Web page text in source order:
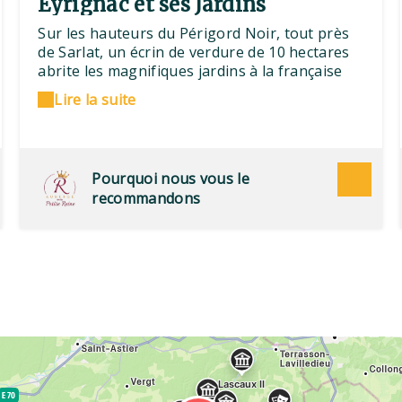
Sur les hauteurs du Périgord Noir, tout près
de Sarlat, un écrin de verdure de 10 hectares
abrite les magnifiques jardins à la française
d'Eyrignac. Dans ce lieu intemporel, venez
assister au spectacle de la Nature : 300
manuel à l'ancienne, fontaines, miroirs d'eau,
jeux d'ombres et de lumière, parterres de
fleurs. Ce patrimoine architectural est habité
Lire la suite
Pourquoi nous vous le
recommandons